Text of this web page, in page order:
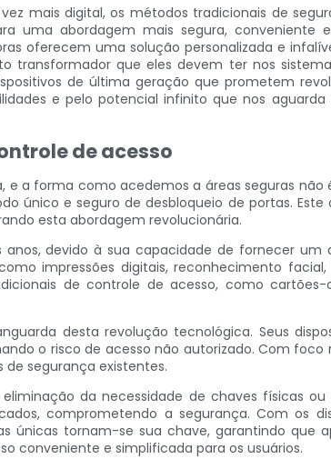
mais digital, os métodos tradicionais de
uma abordagem mais segura, conveniente
oferecem uma solução personalizada e
transformador que eles devem ter nos
de última geração que prometem
e pelo potencial infinito que nos
de acesso
a forma como acedemos a áreas seguras não
único e seguro de desbloqueio de portas.
esta abordagem revolucionária.
devido à sua capacidade de fornecer um
impressões digitais, reconhecimento
de controle de acesso, como cartões-
desta revolução tecnológica. Seus
o risco de acesso não autorizado. Com foco
de segurança existentes.
da necessidade de chaves físicas ou
comprometendo a segurança. Com os
únicas tornam-se sua chave, garantindo que
conveniente e simplificada para os usuários.